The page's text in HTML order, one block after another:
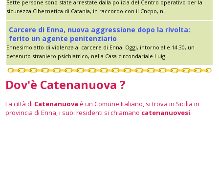
Sette persone sono state arrestate dalla polizia del Centro operativo per la
sicurezza Cibernetica di Catania, in raccordo con il Cncpo, n...
Carcere di Enna, nuova aggressione dopo la rivolta:
ferito un agente penitenziario
Ennesimo atto di violenza al carcere di Enna. Oggi, intorno alle 14.30, un
detenuto straniero psichiatrico, nella Casa circondariale Luigi...
Dov'è Catenanuova ?
La città di Catenanuova è un Comune Italiano, si trova in Sicilia in
provincia di Enna, i suoi residenti si chiamano catenanuovesi.